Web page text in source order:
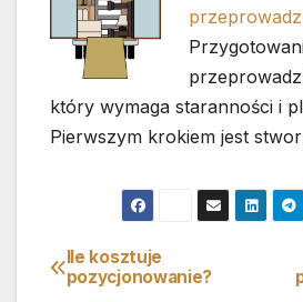
który wymaga staranności i
Pierwszym krokiem jest
Nawigacja
Ile kosztuje
pozycjonowanie?